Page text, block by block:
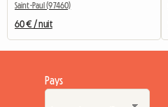
Saint-Paul (97460)
60 € / nuit
Pays